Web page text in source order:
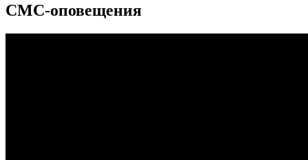
СМС-оповещения